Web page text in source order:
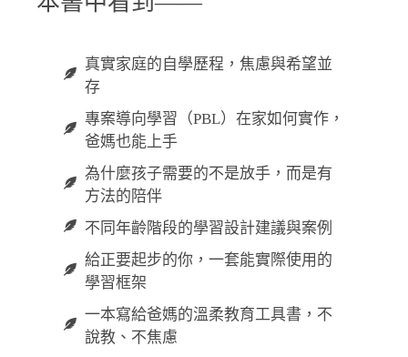
真實家庭的自學歷程，焦慮與希望並
存
專案導向學習（PBL）在家如何實作，
爸媽也能上手
為什麼孩子需要的不是放手，而是有
方法的陪伴
不同年齡階段的學習設計建議與案例
給正要起步的你，一套能實際使用的
學習框架
一本寫給爸媽的溫柔教育工具書，不
說教、不焦慮